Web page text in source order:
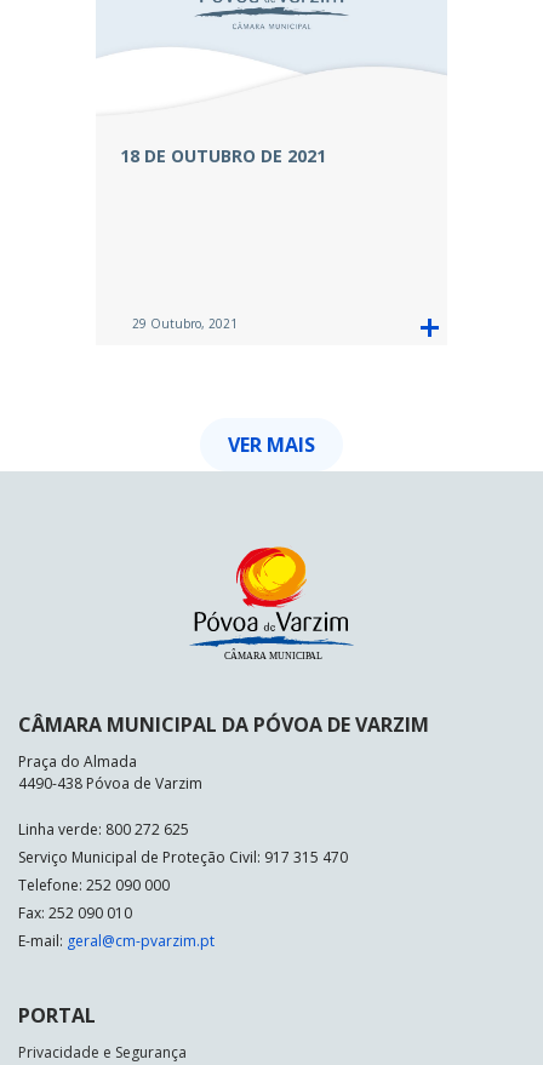
18 DE OUTUBRO DE 2021
29 Outubro, 2021
VER MAIS
CÂMARA MUNICIPAL DA PÓVOA DE VARZIM
Praça do Almada
4490-438 Póvoa de Varzim
Linha verde: 800 272 625
Serviço Municipal de Proteção Civil: 917 315 470
Telefone: 252 090 000
Fax: 252 090 010
E-mail: geral@cm-pvarzim.pt
PORTAL
Privacidade e Segurança